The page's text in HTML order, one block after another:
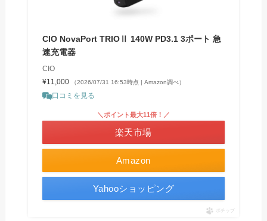
CIO NovaPort TRIOⅡ 140W PD3.1 3ポート 急
速充電器
CIO
¥11,000
（2026/07/31 16:53時点 | Amazon調べ）
口コミを見る
Amazon
＼ポイント最大11倍！／
楽天市場
Yahooショッピング
ポチップ